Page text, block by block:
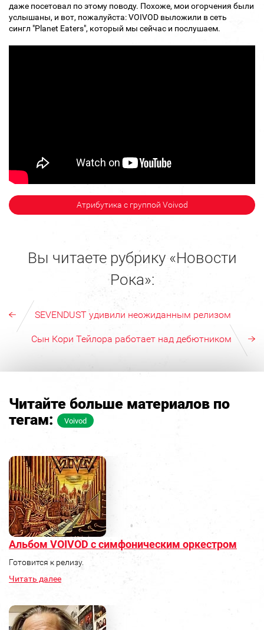
даже посетовал по этому поводу. Похоже, мои огорчения были
услышаны, и вот, пожалуйста: VOIVOD выложили в сеть
сингл "Planet Eaters", который мы сейчас и послушаем.
Атрибутика с группой Voivod
Вы читаете рубрику «Новости
Рока»:
SEVENDUST удивили неожиданным релизом
Сын Кори Тейлора работает над дебютником
Читайте больше материалов по
тегам:
Voivod
Альбом VOIVOD с симфоническим оркестром
Готовится к релизу.
Читать далее